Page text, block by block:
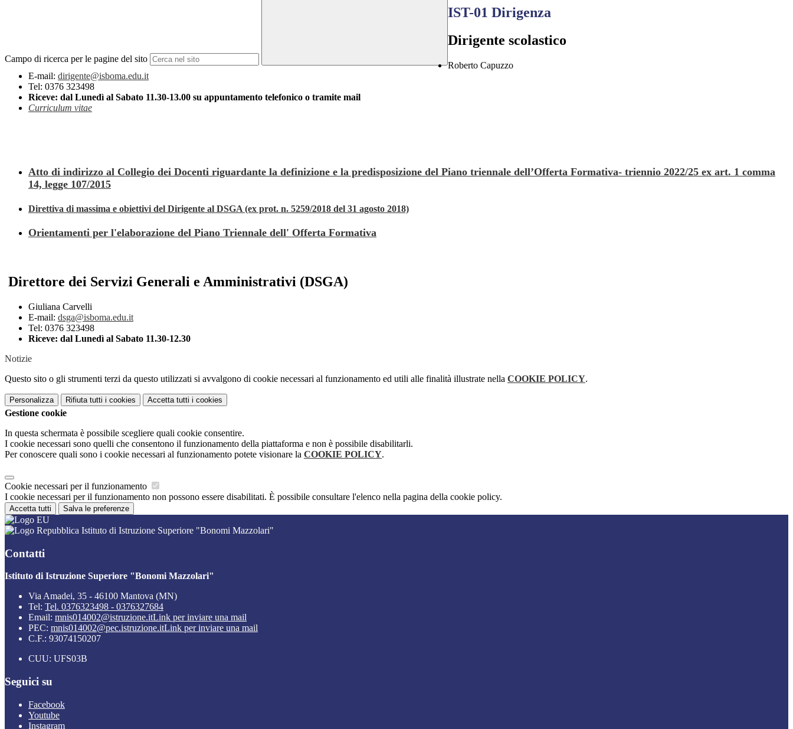
Campo di ricerca per le pagine del sito
IST-01 Dirigenza
Dirigente scolastico
Roberto Capuzzo
E-mail: dirigente@isboma.edu.it
Tel: 0376 323498
Riceve: dal Lunedì al Sabato 11.30-13.00 su appuntamento telefonico o tramite mail
Curriculum vitae
Atto di indirizzo al Collegio dei Docenti riguardante la definizione e la predisposizione del Piano triennale dell’Offerta Formativa- triennio 2022/25 ex art. 1 comma
14, legge 107/2015
Direttiva di massima e obiettivi del Dirigente al DSGA (ex prot. n. 5259/2018 del 31 agosto 2018)
Orientamenti per l'elaborazione del Piano Triennale dell' Offerta Formativa
Direttore dei Servizi Generali e Amministrativi (DSGA)
Giuliana Carvelli
E-mail: dsga@isboma.edu.it
Tel: 0376 323498
Riceve: dal Lunedì al Sabato 11.30-12.30
Notizie
Questo sito o gli strumenti terzi da questo utilizzati si avvalgono di cookie necessari al funzionamento ed utili alle finalità illustrate nella COOKIE POLICY.
Personalizza Rifiuta tutti i cookies Accetta tutti i cookies
Gestione cookie
In questa schermata è possibile scegliere quali cookie consentire.
I cookie necessari sono quelli che consentono il funzionamento della piattaforma e non è possibile disabilitarli.
Per conoscere quali sono i cookie necessari al funzionamento potete visionare la COOKIE POLICY.
Cookie necessari per il funzionamento
I cookie necessari per il funzionamento non possono essere disabilitati. È possibile consultare l'elenco nella pagina della cookie policy.
Accetta tutti Salva le preferenze
Istituto di Istruzione Superiore "Bonomi Mazzolari"
Contatti
Istituto di Istruzione Superiore "Bonomi Mazzolari"
Via Amadei, 35 - 46100 Mantova (MN)
Tel: Tel. 0376323498 - 0376327684
Email: mnis014002@istruzione.itLink per inviare una mail
PEC: mnis014002@pec.istruzione.itLink per inviare una mail
C.F.: 93074150207
CUU: UFS03B
Seguici su
Facebook
Youtube
Instagram